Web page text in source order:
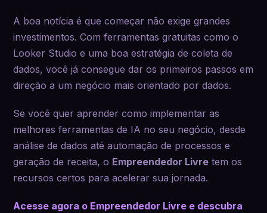
A boa notícia é que começar não exige grandes
investimentos. Com ferramentas gratuitas como o
Looker Studio e uma boa estratégia de coleta de
dados, você já consegue dar os primeiros passos em
direção a um negócio mais orientado por dados.
Se você quer aprender como implementar as
melhores ferramentas de IA no seu negócio, desde
análise de dados até automação de processos e
geração de receita, o Empreendedor Livre tem os
recursos certos para acelerar sua jornada.
Acesse agora o Empreendedor Livre e descubra